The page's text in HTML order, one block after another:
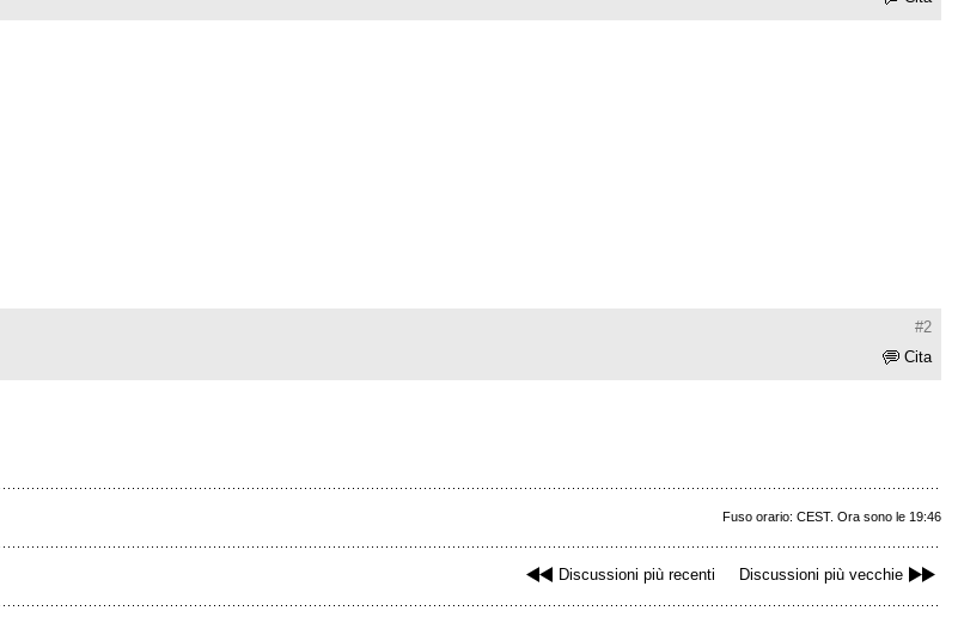
#2
Cita
Fuso orario: CEST. Ora sono le 19:46
Discussioni più recenti Discussioni più vecchie